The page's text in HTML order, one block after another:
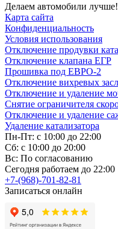
Делаем автомобили лучше!
Карта сайта
Конфиденциальность
Условия использования
Отключение продувки
Отключение клапана ЕГР
Прошивка под ЕВРО-2
Отключение вихревых
Отключение и удаление
Снятие ограничителя
Отключение и удаление
Удаление катализатора
Пн-Пт: с 10:00 до 22:00
Сб: с 10:00 до 20:00
Вс: По согласованию
Сегодня работаем до 22:00
+7-(968)-701-82-81
Записаться онлайн